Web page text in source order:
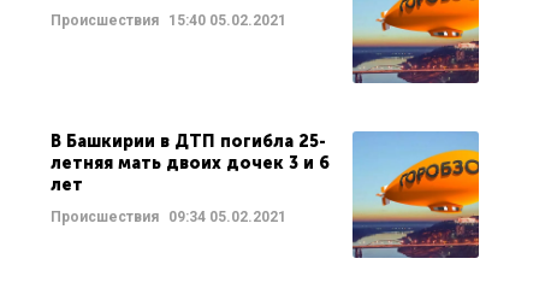
Происшествия 15:4005.02.2021
В Башкирии в ДТП погибла 25-
летняя мать двоих дочек 3 и 6
лет
Происшествия 09:3405.02.2021